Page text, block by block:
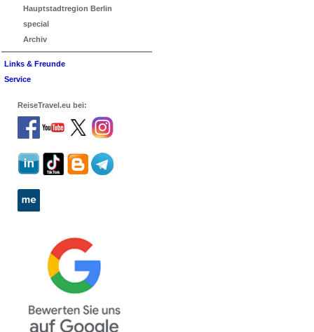
Hauptstadtregion Berlin
special
Archiv
Links & Freunde
Service
ReiseTravel.eu bei: